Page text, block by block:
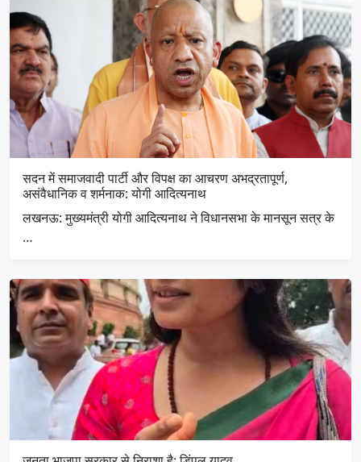
सदन में समाजवादी पार्टी और विपक्ष का आचरण अभद्रतापूर्ण,
असंवैधानिक व शर्मनाक: योगी आदित्यनाथ
लखनऊ: मुख्यमंत्री योगी आदित्यनाथ ने विधानसभा के मानसून सत्र के
…